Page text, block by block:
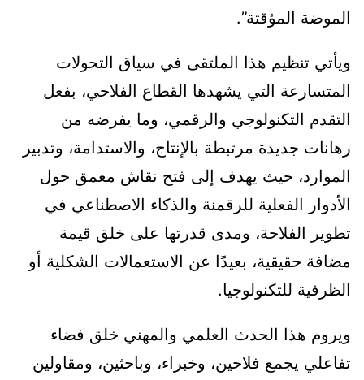
الموضة المؤقتة”.
ويأتي تنظيم هذا الملتقى في سياق التحولات
المتسارعة التي يشهدها القطاع الفلاحي، بفعل
التقدم التكنولوجي والرقمي، وما يفرضه من
رهانات جديدة مرتبطة بالإنتاج، والاستدامة، وتدبير
الموارد، حيث يهدف إلى فتح نقاش معمق حول
الأدوار الفعلية للرقمنة والذكاء الاصطناعي في
تطوير الفلاحة، ومدى قدرتها على خلق قيمة
مضافة حقيقية، بعيدًا عن الاستعمالات الشكلية أو
الظرفية للتكنولوجيا.
ويروم هذا الحدث العلمي والمهني خلق فضاء
تفاعلي يجمع فلاحين، وخبراء، وباحثين، ومقاولين